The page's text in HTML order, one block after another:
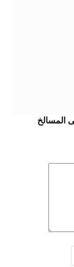
المسالخ